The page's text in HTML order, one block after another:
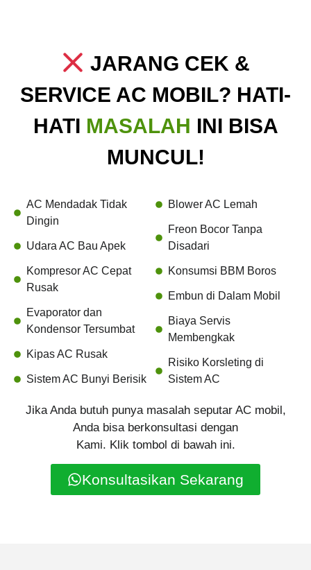
JARANG CEK &
SERVICE AC MOBIL? HATI-
HATI MASALAH INI BISA
MUNCUL!
AC Mendadak Tidak
Dingin
Udara AC Bau Apek
Kompresor AC Cepat
Rusak
Evaporator dan
Kondensor Tersumbat
Kipas AC Rusak
Sistem AC Bunyi Berisik
Blower AC Lemah
Freon Bocor Tanpa
Disadari
Konsumsi BBM Boros
Embun di Dalam Mobil
Biaya Servis
Membengkak
Risiko Korsleting di
Sistem AC
Jika Anda butuh punya masalah seputar AC mobil,
Anda bisa berkonsultasi dengan
Kami. Klik tombol di bawah ini.
Konsultasikan Sekarang